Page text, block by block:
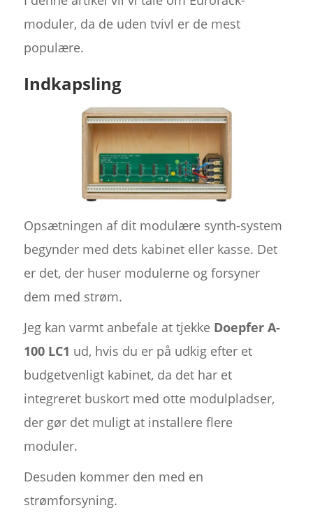
moduler, da de uden tvivl er de mest
populære.
Indkapsling
Opsætningen af dit modulære synth-system
begynder med dets kabinet eller kasse. Det
er det, der huser modulerne og forsyner
dem med strøm.
Jeg kan varmt anbefale at tjekke Doepfer A-
100 LC1 ud, hvis du er på udkig efter et
budgetvenligt kabinet, da det har et
integreret buskort med otte modulpladser,
der gør det muligt at installere flere
moduler.
Desuden kommer den med en
strømforsyning.